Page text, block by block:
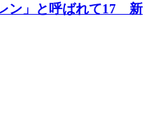
ン」と呼ばれて17 新